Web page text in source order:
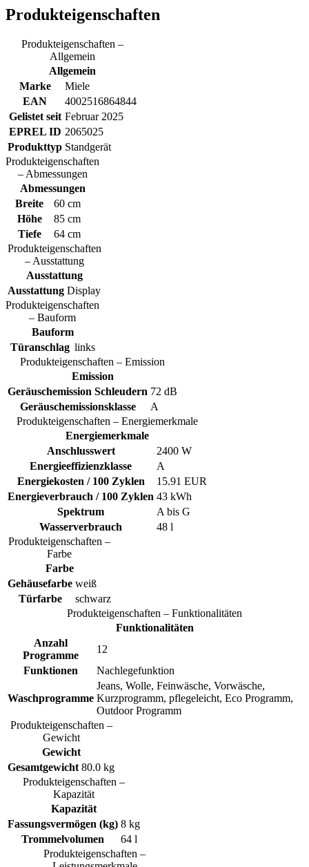
Produkteigenschaften
Produkteigenschaften –
Allgemein
Allgemein
Marke
Miele
EAN
4002516864844
Gelistet seit Februar 2025
EPREL ID 2065025
Produkttyp Standgerät
Produkteigenschaften
– Abmessungen
Abmessungen
Breite
60 cm
Höhe
85 cm
Tiefe
64 cm
Produkteigenschaften
– Ausstattung
Ausstattung
Ausstattung Display
Produkteigenschaften
– Bauform
Bauform
Türanschlag links
Produkteigenschaften – Emission
Emission
Geräuschemission Schleudern 72 dB
Geräuschemissionsklasse
A
Produkteigenschaften – Energiemerkmale
Energiemerkmale
Anschlusswert
2400 W
Energieeffizienzklasse
A
Energiekosten / 100 Zyklen
15.91 EUR
Energieverbrauch / 100 Zyklen 43 kWh
Spektrum
A bis G
Wasserverbrauch
48 l
Produkteigenschaften –
Farbe
Farbe
Gehäusefarbe weiß
Türfarbe
schwarz
Produkteigenschaften – Funktionalitäten
Funktionalitäten
Anzahl
Programme
12
Funktionen
Nachlegefunktion
Waschprogramme
Jeans, Wolle, Feinwäsche, Vorwäsche,
Kurzprogramm, pflegeleicht, Eco Programm,
Outdoor Programm
Produkteigenschaften –
Gewicht
Gewicht
Gesamtgewicht 80.0 kg
Produkteigenschaften –
Kapazität
Kapazität
Fassungsvermögen (kg) 8 kg
Trommelvolumen
64 l
Produkteigenschaften –